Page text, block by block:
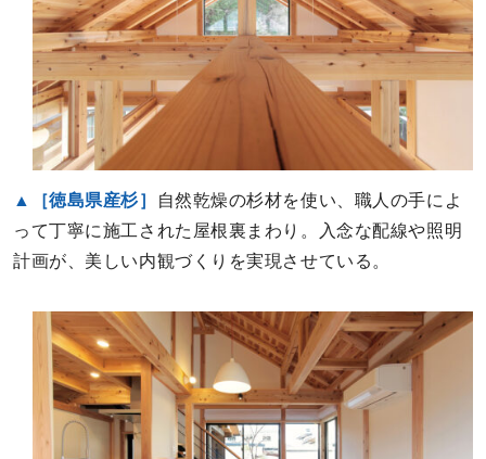
▲［徳島県産杉］
自然乾燥の杉材を使い、職人の手によ
って丁寧に施工された屋根裏まわり。入念な配線や照明
計画が、美しい内観づくりを実現させている。